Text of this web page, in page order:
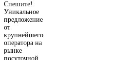
Спешите!
Уникальное
предложение
от
крупнейшего
оператора на
рынке
посуточной